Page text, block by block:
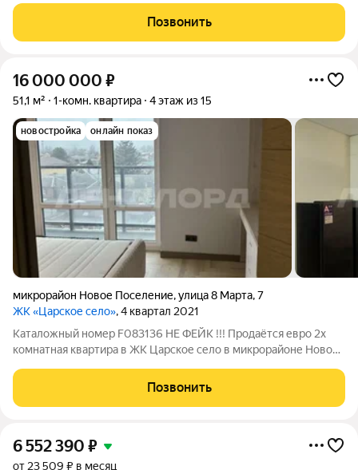
и современное решение для тех, кто ценит функциональность
пространства. Здесь
Позвонить
16 000 000 ₽
51,1 м² 1-комн. квартира 4 этаж из 15
новостройка онлайн показ
микрорайон Новое Поселение,улица 8 Марта,7
ЖК «Царское село», 4 квартал 2021
Каталожный номер F083136 НЕ ФЕЙК !!! Продаётся евро 2х
комнатная квартира в ЖК Царское село в микрорайоне Новое
качественный ламинат, натяжной потолок, двери, сплит
система, кухонный гарнитур,
Позвонить
6 552 390 ₽
от 23 509 ₽ в месяц